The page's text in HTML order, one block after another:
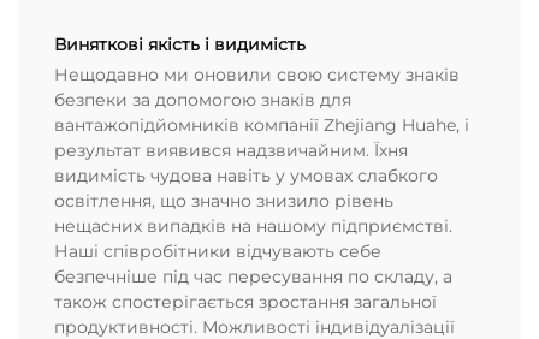
Виняткові якість і видимість
Нещодавно ми оновили свою систему знаків
безпеки за допомогою знаків для
вантажопідйомників компанії Zhejiang Huahe, і
результат виявився надзвичайним. Їхня
видимість чудова навіть у умовах слабкого
освітлення, що значно знизило рівень
нещасних випадків на нашому підприємстві.
Наші співробітники відчувають себе
безпечніше під час пересування по складу, а
також спостерігається зростання загальної
продуктивності. Можливості індивідуалізації